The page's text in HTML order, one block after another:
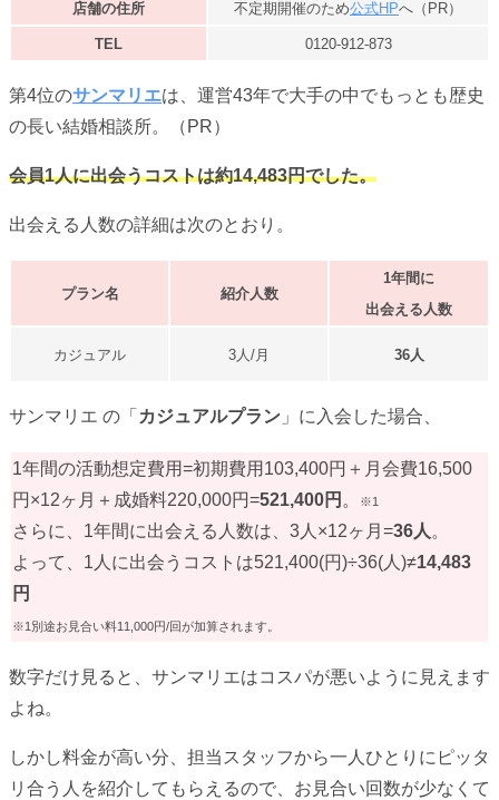
店舗の住所 不定期開催のため公式HPへ（PR）
TEL 0120-912-873
第4位のサンマリエは、運営43年で大手の中でもっとも歴史
の長い結婚相談所。（PR）
会員1人に出会うコストは約14,483円でした。
出会える人数の詳細は次のとおり。
プラン名 紹介人数
1年間に
出会える人数
カジュアル 3人/月 36人
サンマリエ の「 カジュアルプラン 」に入会した場合、
1年間の活動想定費用=初期費用103,400円＋月会費16,500
円×12ヶ月＋成婚料220,000円=521,400円 。 ※1
さらに、1年間に出会える人数は、3人×12ヶ月=36人 。
よって、1人に出会うコストは521,400(円)÷36(人)≠14,483
円
※1別途お見合い料11,000円/回が加算されます。
数字だけ見ると、サンマリエはコスパが悪いように見えます
よね。
しかし料金が高い分、担当スタッフから一人ひとりにピッタ
リ合う人を紹介してもらえるので、お見合い回数が少なくて